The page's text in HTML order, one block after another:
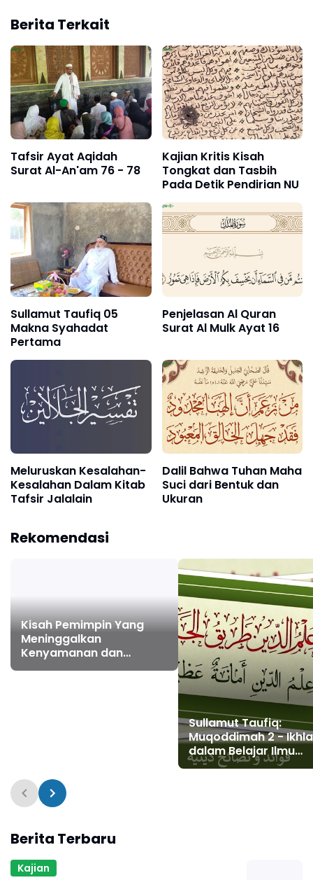
Berita Terkait
Tafsir Ayat Aqidah
Surat Al-An'am 76 - 78
Kajian Kritis Kisah
Tongkat dan Tasbih
Pada Detik Pendirian NU
Sullamut Taufiq 05
Makna Syahadat
Pertama
Penjelasan Al Quran
Surat Al Mulk Ayat 16
Meluruskan Kesalahan-
Kesalahan Dalam Kitab
Tafsir Jalalain
Dalil Bahwa Tuhan Maha
Suci dari Bentuk dan
Ukuran
Rekomendasi
Kisah Pemimpin Yang
Meninggalkan
Kenyamanan dan
Kelezatan
Sullamut Taufiq:
Muqoddimah 2 -
dalam Belajar Ilmu
Agama
Berita Terbaru
Kajian